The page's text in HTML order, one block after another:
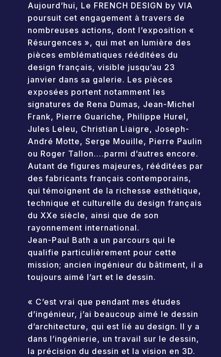
Aujourd’hui, Le FRENCH DESIGN by VIA
poursuit cet engagement à travers de
nombreuses actions, dont l’exposition «
Résurgences », qui met en lumière des
pièces emblématiques rééditées du
design français, visible jusqu’au 23
janvier dans sa galerie. Les pièces
exposées portent notamment les
signatures de Rena Dumas, Jean-Michel
Frank, Pierre Guariche, Philippe Hurel,
Jules Leleu, Christian Liaigre, Joseph-
André Motte, Serge Mouille, Pierre Paulin
ou Roger TalIon….parmi d’autres encore.
Autant de figures majeures, rééditées par
des fabricants français contemporains,
qui témoignent de la richesse esthétique,
technique et culturelle du design français
du XXe siècle, ainsi que de son
rayonnement international.
Jean-Paul Bath a un parcours qui le
qualifie particulièrement pour cette
mission; ancien ingénieur du bâtiment, il a
toujours aimé l’art et le dessin.
« C’est vrai que pendant mes études
d’ingénieur, j’ai beaucoup aimé le dessin
d’architecture, qui est lié au design. Il y a
dans l’ingénierie, un travail sur le dessin,
la précision du dessin et la vision en 3D.